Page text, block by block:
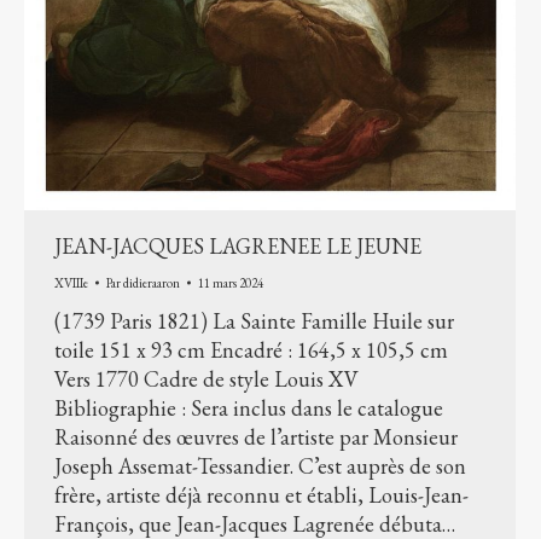
JEAN-JACQUES LAGRENEE LE JEUNE
XVIIIe Pardidieraaron 11 mars 2024
(1739 Paris 1821) La Sainte Famille Huile sur
toile 151 x 93 cm Encadré : 164,5 x 105,5 cm
Vers 1770 Cadre de style Louis XV
Bibliographie : Sera inclus dans le catalogue
Raisonné des œuvres de l’artiste par Monsieur
Joseph Assemat-Tessandier. C’est auprès de son
frère, artiste déjà reconnu et établi, Louis-Jean-
François, que Jean-Jacques Lagrenée débuta…